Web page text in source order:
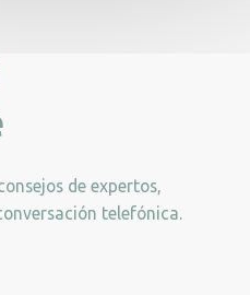
de expertos,
telefónica.